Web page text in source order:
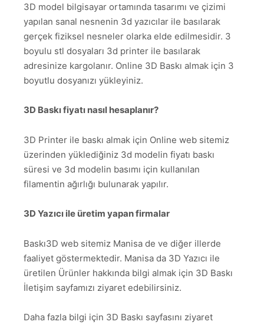
3D model bilgisayar ortamında tasarımı ve çizimi
yapılan sanal nesnenin 3d yazıcılar ile basılarak
gerçek fiziksel nesneler olarka elde edilmesidir. 3
boyulu stl dosyaları 3d printer ile basılarak
adresinize kargolanır. Online 3D Baskı almak için 3
boyutlu dosyanızı yükleyiniz.
3D Baskı fiyatı nasıl hesaplanır?
3D Printer ile baskı almak için Online web sitemiz
üzerinden yüklediğiniz 3d modelin fiyatı baskı
süresi ve 3d modelin basımı için kullanılan
filamentin ağırlığı bulunarak yapılır.
3D Yazıcı ile üretim yapan firmalar
Baskı3D web sitemiz Manisa de ve diğer illerde
faaliyet göstermektedir. Manisa da 3D Yazıcı ile
üretilen Ürünler hakkında bilgi almak için 3D Baskı
İletişim sayfamızı ziyaret edebilirsiniz.
Daha fazla bilgi için 3D Baskı sayfasını ziyaret